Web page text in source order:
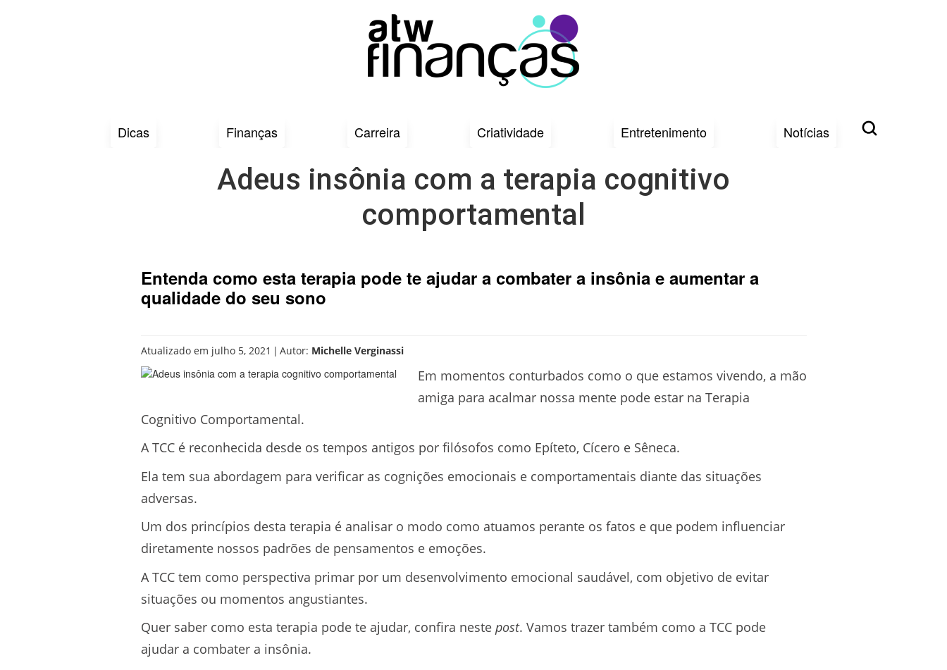
Dicas Finanças Carreira Criatividade Entretenimento Notícias
Adeus insônia com a terapia cognitivo
comportamental
Entenda como esta terapia pode te ajudar a combater a insônia e aumentar a
qualidade do seu sono
Atualizado em julho 5, 2021 | Autor: Michelle Verginassi
Em momentos conturbados como o que estamos vivendo, a mão
amiga para acalmar nossa mente pode estar na Terapia
Cognitivo Comportamental.
A TCC é reconhecida desde os tempos antigos por filósofos como Epíteto, Cícero e Sêneca.
Ela tem sua abordagem para verificar as cognições emocionais e comportamentais diante das situações
adversas.
Um dos princípios desta terapia é analisar o modo como atuamos perante os fatos e que podem influenciar
diretamente nossos padrões de pensamentos e emoções.
A TCC tem como perspectiva primar por um desenvolvimento emocional saudável, com objetivo de evitar
situações ou momentos angustiantes.
Quer saber como esta terapia pode te ajudar, confira neste post. Vamos trazer também como a TCC pode
ajudar a combater a insônia.